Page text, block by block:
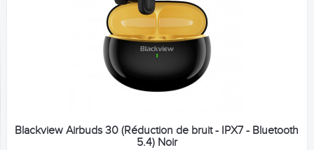
Blackview Airbuds 30 (Réduction de bruit - IPX7 - Bluetooth
5.4) Noir